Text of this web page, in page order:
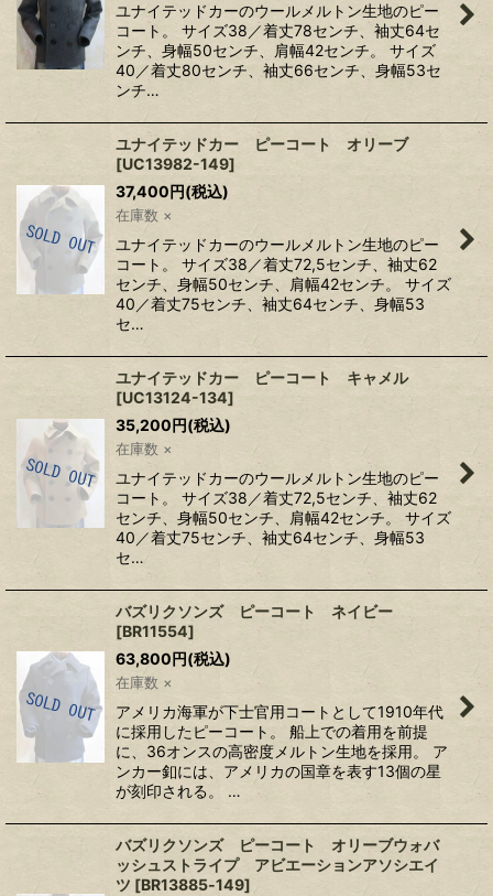
ユナイテッドカーのウールメルトン生地のピー
コート。 サイズ38／着丈78センチ、袖丈64セ
ンチ、身幅50センチ、肩幅42センチ。 サイズ
40／着丈80センチ、袖丈66センチ、身幅53セ
ンチ…
ユナイテッドカー ピーコート オリーブ
[UC13982-149]
37,400円(税込)
在庫数 ×
ユナイテッドカーのウールメルトン生地のピー
コート。 サイズ38／着丈72,5センチ、袖丈62
センチ、身幅50センチ、肩幅42センチ。 サイズ
40／着丈75センチ、袖丈64センチ、身幅53
セ…
ユナイテッドカー ピーコート キャメル
[UC13124-134]
35,200円(税込)
在庫数 ×
ユナイテッドカーのウールメルトン生地のピー
コート。 サイズ38／着丈72,5センチ、袖丈62
センチ、身幅50センチ、肩幅42センチ。 サイズ
40／着丈75センチ、袖丈64センチ、身幅53
セ…
バズリクソンズ ピーコート ネイビー
[BR11554]
63,800円(税込)
在庫数 ×
アメリカ海軍が下士官用コートとして1910年代
に採用したピーコート。 船上での着用を前提
に、36オンスの高密度メルトン生地を採用。 ア
ンカー釦には、アメリカの国章を表す13個の星
が刻印される。 …
バズリクソンズ ピーコート オリーブウォバ
ッシュストライプ アビエーションアソシエイ
ツ [BR13885‐149]